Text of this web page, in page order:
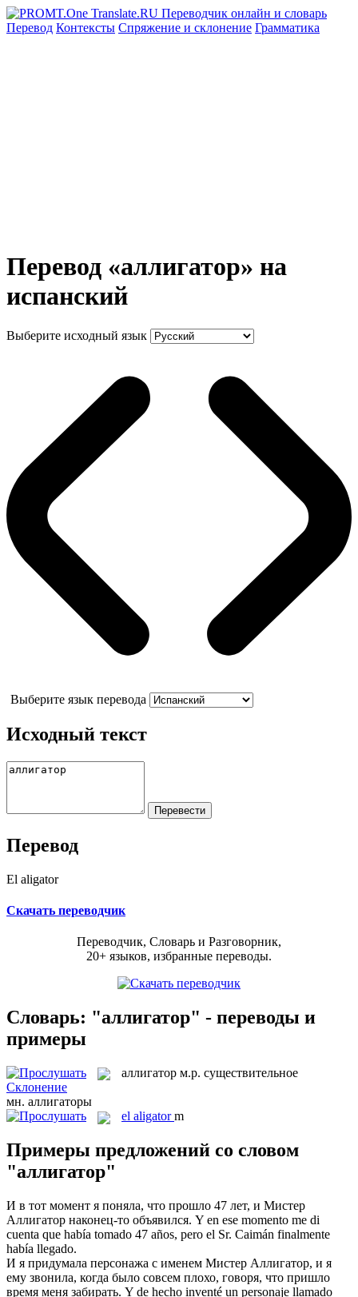
Перевод Контексты Спряжение и склонение Грамматика
Перевод «аллигатор» на
испанский
Выберите исходный язык
Выберите язык перевода
Исходный текст
Перевод
El aligator
Скачать переводчик
Переводчик, Словарь и Разговорник,
20+ языков, избранные переводы.
Словарь: "аллигатор" - переводы и
примеры
аллигатор м.р. существительное
Склонение
мн. аллигаторы
el aligator m
Примеры предложений со словом
"аллигатор"
И в тот момент я поняла, что прошло 47 лет, и Мистер
Аллигатор наконец-то объявился. Y en ese momento me di
cuenta que había tomado 47 años, pero el Sr. Caimán finalmente
había llegado.
И я придумала персонажа с именем Мистер Аллигатор, и я
ему звонила, когда было совсем плохо, говоря, что пришло
время меня забирать. Y de hecho inventé un personaje llamado